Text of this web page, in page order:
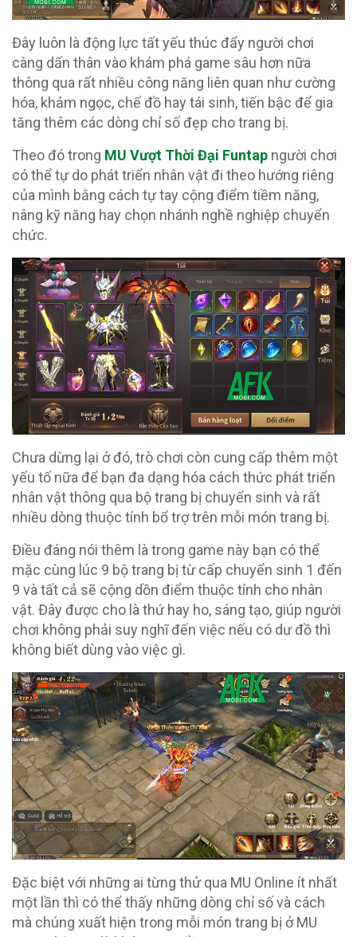
Đây luôn là động lực tất yếu thúc đẩy người chơi
càng dấn thân vào khám phá game sâu hơn nữa
thông qua rất nhiều công năng liên quan như cường
hóa, khảm ngọc, chế đồ hay tái sinh, tiến bậc để gia
tăng thêm các dòng chỉ số đẹp cho trang bị.
Theo đó trong MU Vượt Thời Đại Funtap người chơi
có thể tự do phát triển nhân vật đi theo hướng riêng
của mình bằng cách tự tay cộng điểm tiềm năng,
nâng kỹ năng hay chọn nhánh nghề nghiệp chuyển
chức.
Chưa dừng lại ở đó, trò chơi còn cung cấp thêm một
yếu tố nữa để bạn đa dạng hóa cách thức phát triển
nhân vật thông qua bộ trang bị chuyển sinh và rất
nhiều dòng thuộc tính bổ trợ trên mỗi món trang bị.
Điều đáng nói thêm là trong game này bạn có thể
mặc cùng lúc 9 bộ trang bị từ cấp chuyển sinh 1 đến
9 và tất cả sẽ cộng dồn điểm thuộc tính cho nhân
vật. Đây được cho là thứ hay ho, sáng tạo, giúp người
chơi không phải suy nghĩ đến việc nếu có dư đồ thì
không biết dùng vào việc gì.
Đặc biệt với những ai từng thử qua MU Online ít nhất
một lần thì có thể thấy những dòng chỉ số và cách
mà chúng xuất hiện trong mỗi món trang bị ở MU